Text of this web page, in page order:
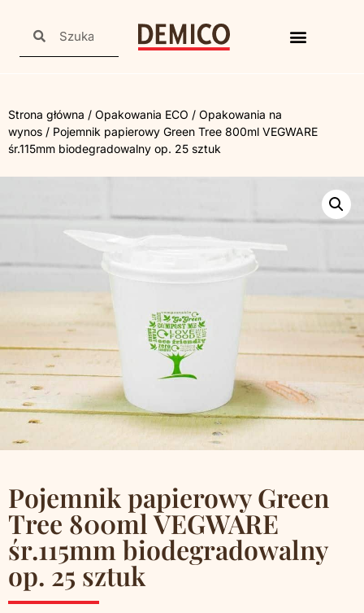
Strona główna / Opakowania ECO / Opakowania na
wynos / Pojemnik papierowy Green Tree 800ml VEGWARE
śr.115mm biodegradowalny op. 25 sztuk
Pojemnik papierowy Green
Tree 800ml VEGWARE
śr.115mm biodegradowalny
op. 25 sztuk